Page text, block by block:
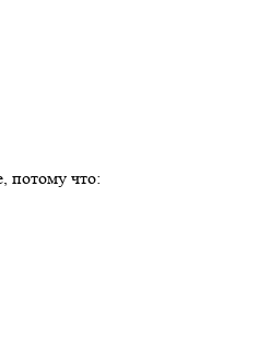
потому что: